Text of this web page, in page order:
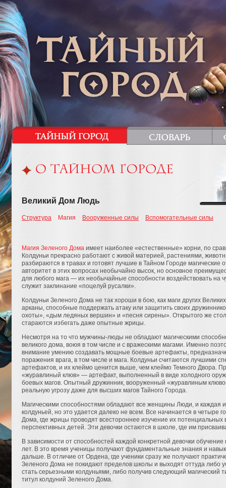
Великий Дом Людь
Структура Магия Вооруженные силы Вспомогательные силы
Магия Зеленого Дома имеет наиболее «естественные» корни, по
Колдуньи прекрасно работают с живой материей, растениями,
разбираются в травах и готовят лучшие в Тайном Городе
авторитет в этих вопросах необычайно высок, но основное
для любого мага — их необычайные способности воздействовать на
служит заклинание «поцелуй русалки».
Колдуньи Зеленого Дома не так хороши в бою, как маги других
арканы, способные поддержать атаку или защитить своих
охоты», «дым ледяных вершин» и «песня сирены». Открытого же
стараются избегать даже опытные жрицы.
Несмотря на то что мужчины-люды не обладают магическими
великого дома, воюя в том числе и с вражескими магами. Именно
внимание умению создавать мощные боевые артефакты,
поражения врага, в том числе и мага. Колдуньи считаются лучшими
артефактов, и их клеймо ценится выше, чем клеймо Темного Двора.
«журавлиный клюв» — артефакт, выполненный в виде холодного
боевых магов. Опытный дружинник, вооруженный «журавлиным
реальную угрозу даже для высших магов Тайного Города.
Магическими способностями обладают все женщины Люди, и каждая
колдуньей, но это удается далеко не всем. Все начинается в четыре
Дома, где жрицы проводят всестороннее изучение их
перспективных детей. Эти девочки остаются в школе, где им
В зависимости от способностей каждой конкретной девочки
лет. В это время ученицы получают фундаментальные знания и
дальше. В отличие от Ордена, где ученики сразу же получают
Зеленого Дома не покидают пределов школы и выходят оттуда либо
стать серьезными колдуньями, либо получив следующий магический
титул колдуний Зеленого Дома.